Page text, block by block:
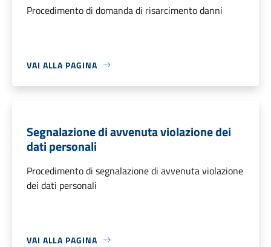
Procedimento di domanda di risarcimento danni
VAI ALLA PAGINA
Segnalazione di avvenuta violazione dei
dati personali
Procedimento di segnalazione di avvenuta violazione
dei dati personali
VAI ALLA PAGINA